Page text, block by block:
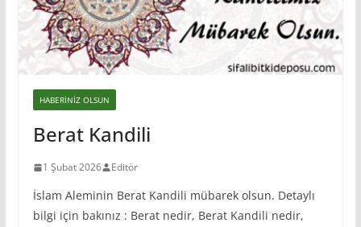
HABERINIZ OLSUN
Berat Kandili
1 Şubat 2026 Editör
İslam Aleminin Berat Kandili mübarek olsun. Detaylı
bilgi için bakınız : Berat nedir, Berat Kandili nedir,